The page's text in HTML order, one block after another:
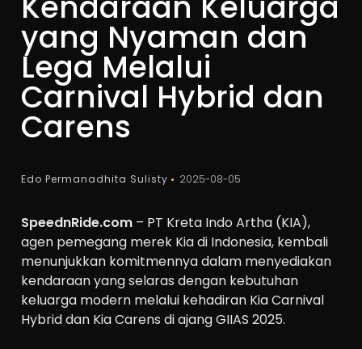
yang Nyaman dan
Lega Melalui
Carnival Hybrid dan
Carens
Edo Permanadhita Sulisty 2025-08-05
SpeednRide.com – PT Kreta Indo Artha (KIA),
agen pemegang merek Kia di Indonesia, kembali
menunjukkan komitmennya dalam menyediakan
kendaraan yang selaras dengan kebutuhan
keluarga modern melalui kehadiran Kia Carnival
Hybrid dan Kia Carens di ajang GIIAS 2025.